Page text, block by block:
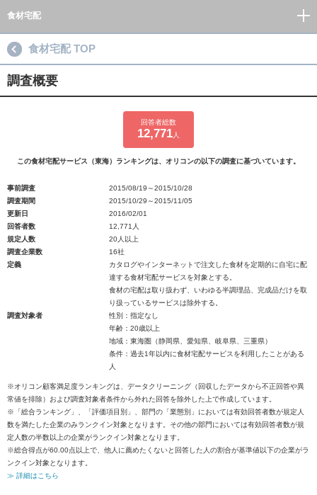
食材宅配
食材宅配 TOP
調査概要
回答者総数
12,771 人
この食材宅配サービス（東海）ランキングは、オリコンの以下の調査に基づいています。
事前調査
2015/08/19～2015/10/28
調査期間
2015/10/29～2015/11/05
更新日
2016/02/01
回答者数
12,771人
規定人数
20人以上
調査企業数
16社
定義
カタログやインターネットで注文した食材を定期的に自宅に配
達する食材宅配サービスを対象とする。
食材の宅配は取り扱わず、いわゆる半調理品、完成品だけを取
り扱っているサービスは除外する。
調査対象者
性別：指定なし
年齢：20歳以上
地域：東海圏（静岡県、愛知県、岐阜県、三重県）
条件：過去1年以内に食材宅配サービスを利用したことがある
人
※オリコン顧客満足度ランキングは、データクリーニング（回収したデータから不正回答や異
常値を排除）および調査対象者条件から外れた回答を除外した上で作成しています。
※「総合ランキング」、「評価項目別」、部門の「業態別」においては有効回答者数が規定人
数を満たした企業のみランクイン対象となります。その他の部門においては有効回答者数が規
定人数の半数以上の企業がランクイン対象となります。
※総合得点が60.00点以上で、他人に薦めたくないと回答した人の割合が基準値以下の企業がラ
ンクイン対象となります。
≫ 詳細はこちら